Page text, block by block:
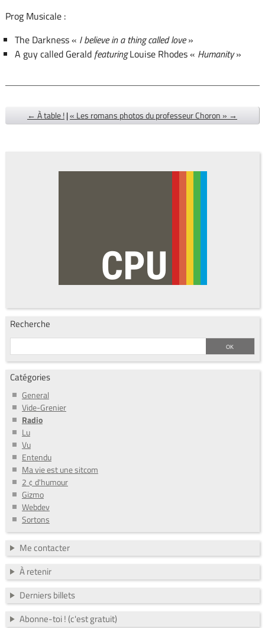
Prog Musicale :
The Darkness « I believe in a thing called love»
A guy called Gerald featuringLouise Rhodes « Humanity»
← À table !|« Les romans photos du professeur Choron » →
Recherche
Catégories
General
Vide-Grenier
Radio
Lu
Vu
Entendu
Ma vie est une sitcom
2 ¢ d'humour
Gizmo
Webdev
Sortons
Me contacter
À retenir
Derniers billets
Abonne-toi ! (c'est gratuit)